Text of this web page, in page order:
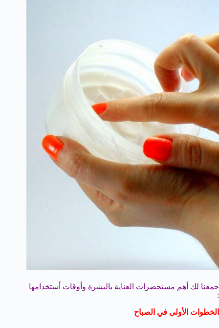
جمعنا لك أھم مستحضرات العنایة بالبشرة وأوقات أستخدامھا
:
الخطوات الأولى في الصباح